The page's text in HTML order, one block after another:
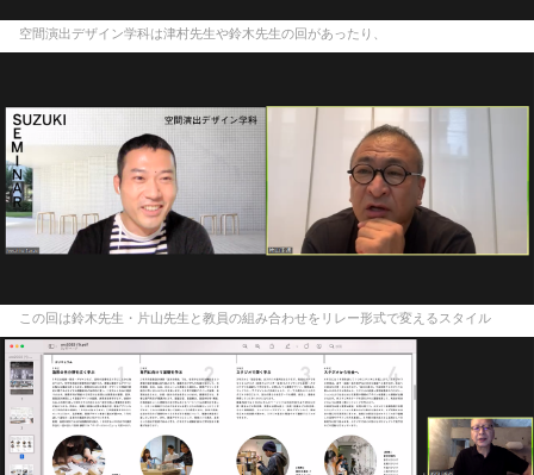
空間演出デザイン学科は津村先生や鈴木先生の回があったり、
この回は鈴木先生・片山先生と教員の組み合わせをリレー形式で変えるスタイル